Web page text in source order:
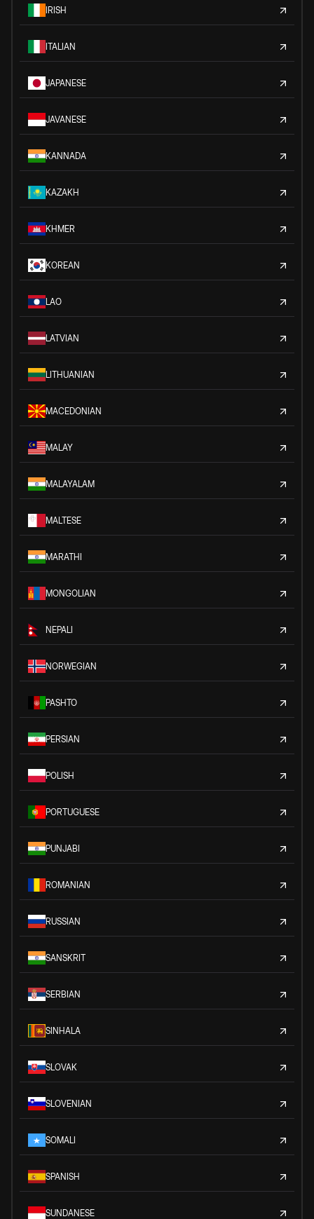
IRISH
ITALIAN
JAPANESE
JAVANESE
KANNADA
KAZAKH
KHMER
KOREAN
LAO
LATVIAN
LITHUANIAN
MACEDONIAN
MALAY
MALAYALAM
MALTESE
MARATHI
MONGOLIAN
NEPALI
NORWEGIAN
PASHTO
PERSIAN
POLISH
PORTUGUESE
PUNJABI
ROMANIAN
RUSSIAN
SANSKRIT
SERBIAN
SINHALA
SLOVAK
SLOVENIAN
SOMALI
SPANISH
SUNDANESE